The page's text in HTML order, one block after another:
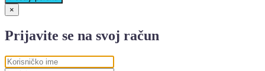
×
Prijavite se na svoj račun